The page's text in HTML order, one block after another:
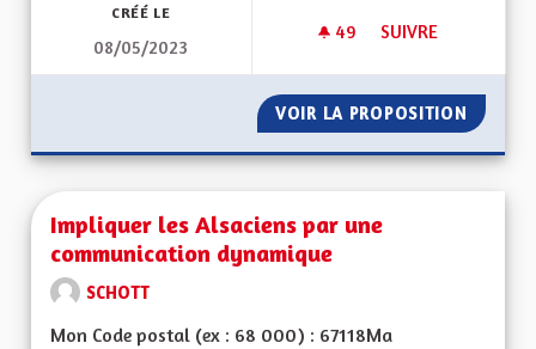
CRÉÉ LE
08/05/2023
49 49 ABONNÉS
SUIVRE
VOIR LA PROPOSITION ÎLOTS
Impliquer les Alsaciens par une
communication dynamique
SCHOTT
Mon Code postal (ex : 68 000) : 67118Ma